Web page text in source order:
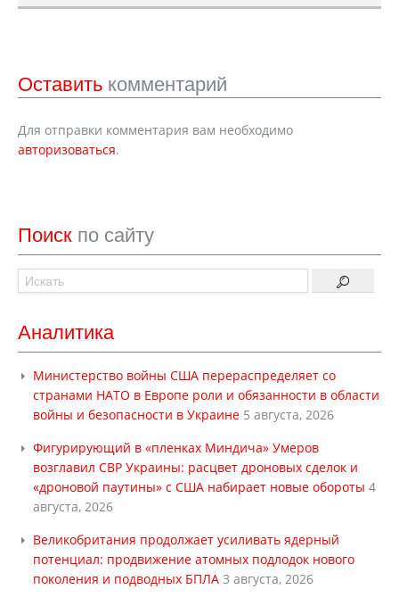
Оставить комментарий
Для отправки комментария вам необходимо
авторизоваться.
Поиск по сайту
Аналитика
Министерство войны США перераспределяет со
странами НАТО в Европе роли и обязанности в области
войны и безопасности в Украине 5 августа, 2026
Фигурирующий в «пленках Миндича» Умеров
возглавил СВР Украины: расцвет дроновых сделок и
«дроновой паутины» с США набирает новые обороты 4
августа, 2026
Великобритания продолжает усиливать ядерный
потенциал: продвижение атомных подлодок нового
поколения и подводных БПЛА 3 августа, 2026